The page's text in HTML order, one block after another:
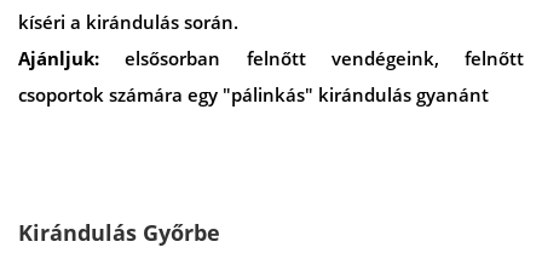
kíséri a kirándulás során.
Ajánljuk: elsősorban felnőtt vendégeink, felnőtt
csoportok számára egy "pálinkás" kirándulás gyanánt
Kirándulás Győrbe